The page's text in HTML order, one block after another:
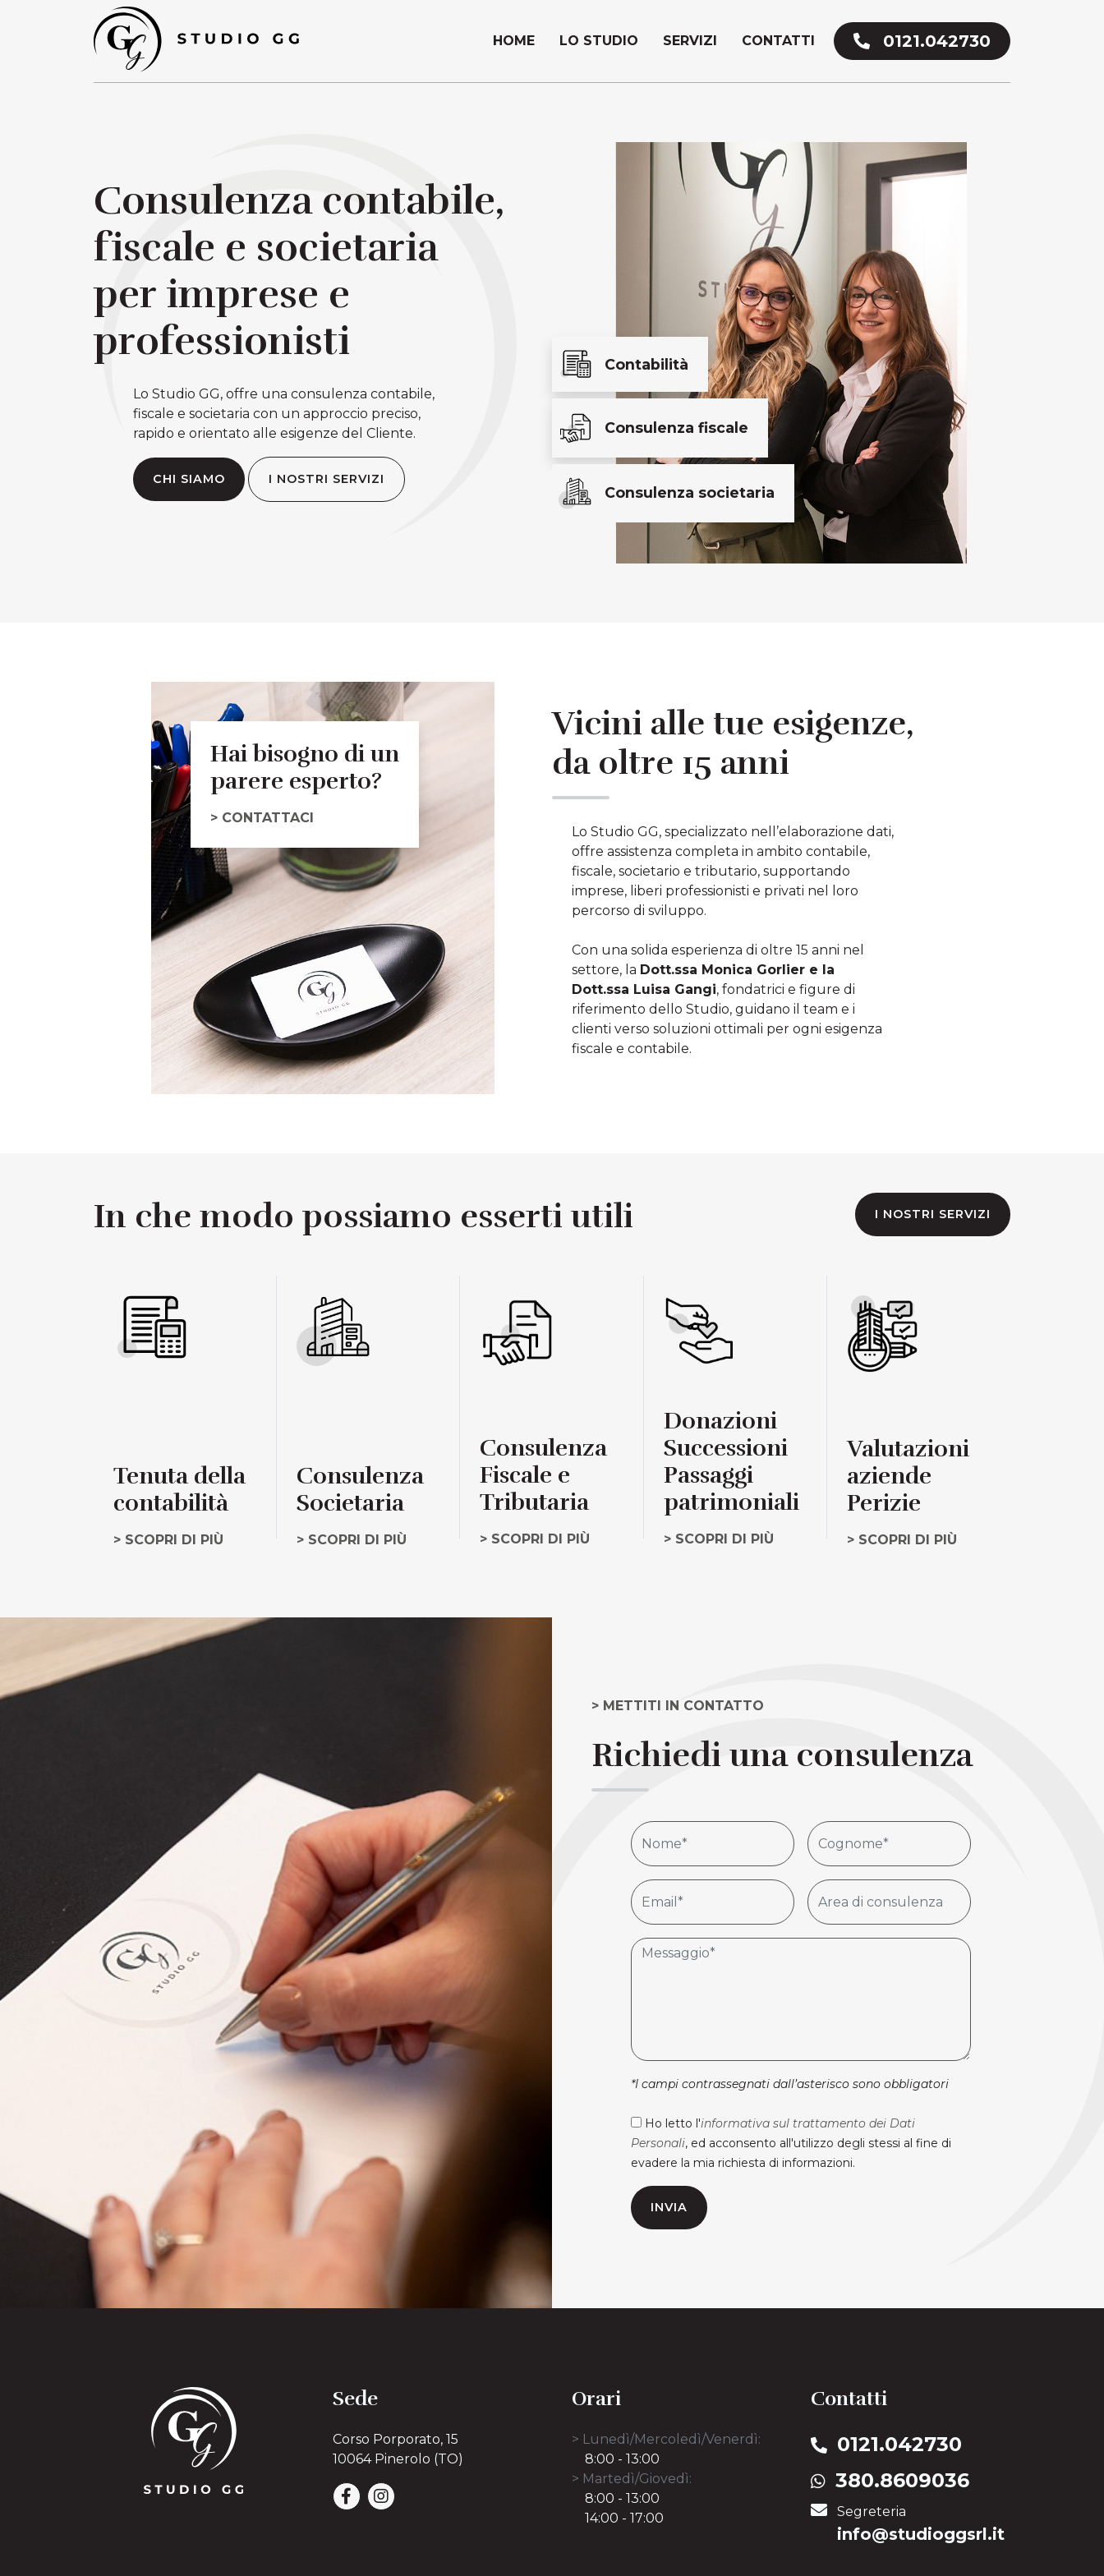
HOME LO STUDIO SERVIZI CONTATTI 0121.042730
Consulenza contabile,
fiscale e societaria
per imprese e
professionisti
Lo Studio GG, offre una consulenza contabile,
fiscale e societaria con un approccio preciso,
rapido e orientato alle esigenze del Cliente.
CHI SIAMO I NOSTRI SERVIZI
Contabilità
Consulenza fiscale
Consulenza societaria
Hai bisogno di un
parere esperto?
> CONTATTACI
Vicini alle tue esigenze,
da oltre 15 anni
Lo Studio GG, specializzato nell’elaborazione dati,
offre assistenza completa in ambito contabile,
fiscale, societario e tributario, supportando
imprese, liberi professionisti e privati nel loro
percorso di sviluppo.
Con una solida esperienza di oltre 15 anni nel
settore, la Dott.ssa Monica Gorlier e la
Dott.ssa Luisa Gangi, fondatrici e figure di
riferimento dello Studio, guidano il team e i
clienti verso soluzioni ottimali per ogni esigenza
fiscale e contabile.
In che modo possiamo esserti utili I NOSTRI SERVIZI
Tenuta della
contabilità
> SCOPRI DI PIÙ
Consulenza
Societaria
> SCOPRI DI PIÙ
Consulenza
Fiscale e
Tributaria
> SCOPRI DI PIÙ
Donazioni
Successioni
Passaggi
patrimoniali
> SCOPRI DI PIÙ
Valutazioni
aziende
Perizie
> SCOPRI DI PIÙ
> METTITI IN CONTATTO
Richiedi una consulenza
*I campi contrassegnati dall’asterisco sono obbligatori
Ho letto l'informativa sul trattamento dei Dati
Personali, ed acconsento all'utilizzo degli stessi al fine di
evadere la mia richiesta di informazioni.
INVIA
Sede
Corso Porporato, 15
10064 Pinerolo (TO)
Orari
> Lunedì/Mercoledì/Venerdì:
8:00 - 13:00
> Martedì/Giovedì:
8:00 - 13:00
14:00 - 17:00
Contatti
0121.042730
380.8609036
Segreteria
info@​studioggsrl​.it